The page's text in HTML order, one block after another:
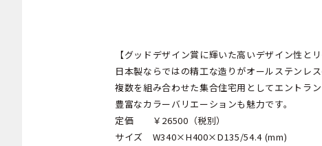
【グッドデザイン賞に輝いた高いデザイン性と
日本製ならではの精工な造りがオールステンレ
複数を組み合わせた集合住宅用としてエントラ
豊富なカラーバリエーションも魅力です。
定価 ￥26500（税別）
サイズ W340×H400×D135/54.4 (mm)